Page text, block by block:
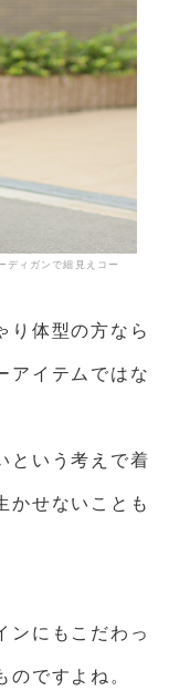
ディガンで細見えコー
り体型の方なら
アイテムではな
という考えで着
かせないことも
ンにもこだわっ
のですよね。